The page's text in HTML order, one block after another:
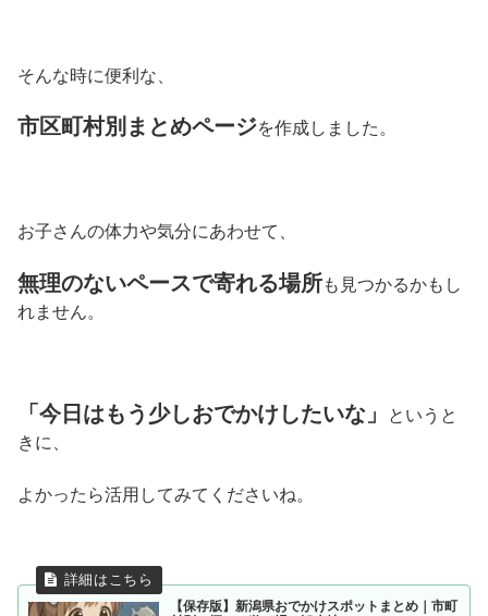
そんな時に便利な、
市区町村別まとめページを作成しました。
お子さんの体力や気分にあわせて、
無理のないペースで寄れる場所も見つかるかもし
れません。
「今日はもう少しおでかけしたいな」
というと
きに、
よかったら活用してみてくださいね。
【保存版】新潟県おでかけスポットまとめ｜市町